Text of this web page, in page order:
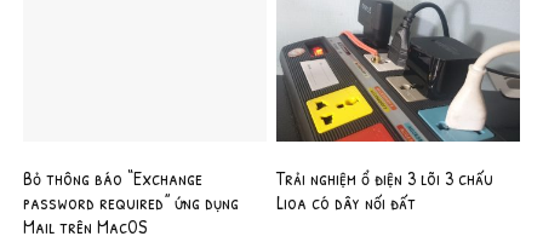
Bỏ thông báo “Exchange
password required” ứng dụng
Mail trên MacOS
Trải nghiệm ổ điện 3 lõi 3 chấu
Lioa có dây nối đất